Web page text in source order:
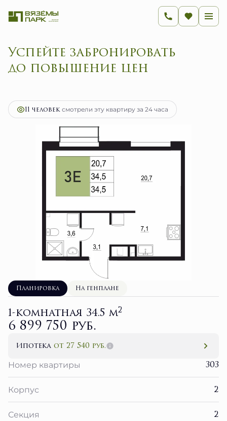
Успейте забронировать
до повышение цен
1-комнатная34.5 м2
11 человексмотрели эту квартиру за 24 часа
Планировка На генплане
1-комнатная 34.5 м2
6 899 750 руб.
Ипотека от 27 540 руб.
Номер квартиры
303
Корпус 2
Секция 2